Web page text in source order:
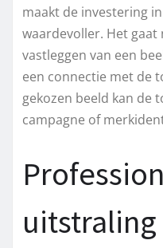
maakt de investering
waardevoller. Het
vastleggen van een
een connectie met de
gekozen beeld kan de
campagne of